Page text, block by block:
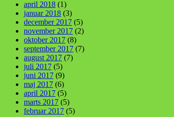
april 2018 (1)
januar 2018 (3)
december 2017 (5)
november 2017 (2)
oktober 2017 (8)
september 2017 (7)
august 2017 (7)
juli 2017 (5)
juni 2017 (9)
maj 2017 (6)
april 2017 (5)
marts 2017 (5)
februar 2017 (5)